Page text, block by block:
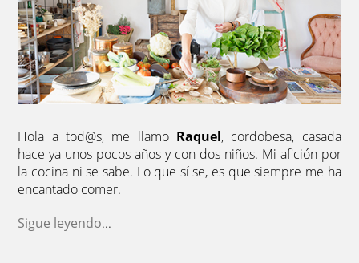
Hola a tod@s, me llamo Raquel, cordobesa, casada
hace ya unos pocos años y con dos niños. Mi afición por
la cocina ni se sabe. Lo que sí se, es que siempre me ha
encantado comer.
Sigue leyendo...